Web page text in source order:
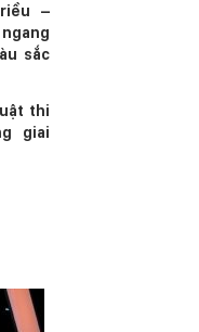
–
sắc
thi
giai